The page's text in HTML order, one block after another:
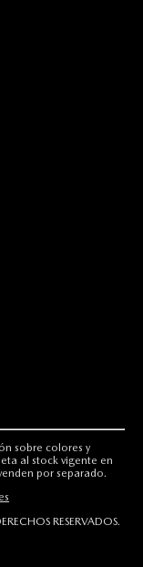
sobre colores y
al stock vigente en
por separado.
RESERVADOS.